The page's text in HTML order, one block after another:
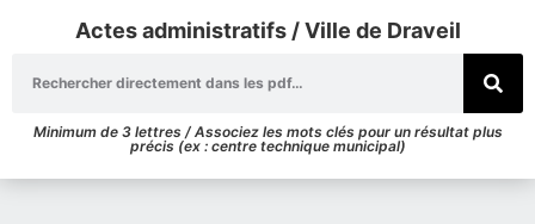
Actes administratifs / Ville de Draveil
Minimum de 3 lettres / Associez les mots clés pour un résultat plus
précis (ex : centre technique municipal)